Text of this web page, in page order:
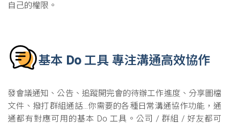
自己的權限。
基本 Do 工具 專注溝通高效協作
發會議通知、公告、追蹤開完會的待辦工作進度、分享圖檔
文件、撥打群組通話…你需要的各種日常溝通協作功能，通
通都有對應可用的基本 Do 工具。公司 / 群組 / 好友都可